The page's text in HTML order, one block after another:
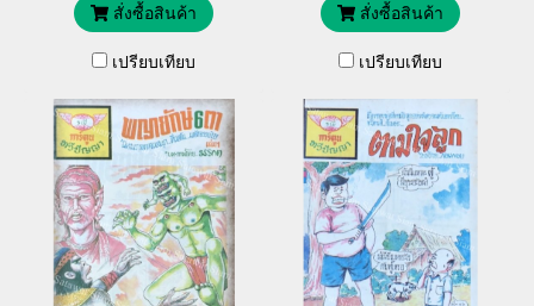
สั่งซื้อสินค้า
เปรียบเทียบ
สั่งซื้อสินค้า
เปรียบเทียบ